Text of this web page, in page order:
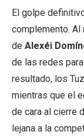
El golpe
complemento. Al
de Alexéi
de las redes
resultado, los
mientras que el
de cara al cierre
lejana a la